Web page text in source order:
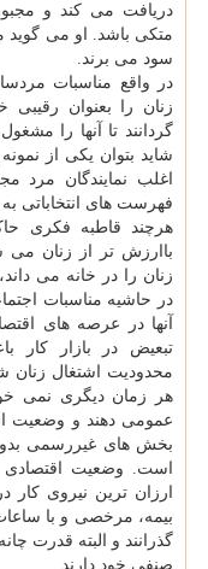
دریافت می كند و
متكی باشد. او می گوید
سود می برند.
در واقع مناسبات
زنان را بعنوان
گردانند تا آنها را
شاید بتوان یكی از
اغلب نمایندگان
فهرست های انتخاباتی
هرچند قاطبه فكری
باارزش تر از زنان
زنان را در خانه می
در حاشیه مناسبات
آنها در عرصه های
تبعیض در بازار كار
محدودیت اشتغال زنان
هر زمان دیگری نمی
عمومی دهند و وضعیت
بخش های غیررسمی
است. وضعیت اقتصادی
ارزان ترین نیروی كار
بیمه، مرخصی و با
گذرانند و البته قدرت
صنفی خود دارند.